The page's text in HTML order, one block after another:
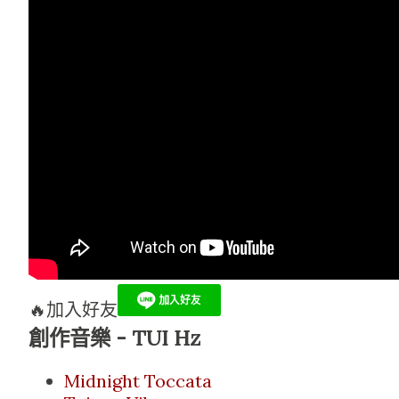
🔥加入好友
創作音樂 - TUI Hz
Midnight Toccata